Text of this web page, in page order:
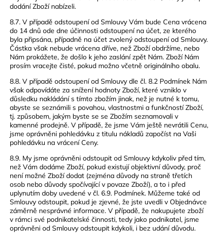
dodání Zboží nabízeli.
8.7. V případě odstoupení od Smlouvy Vám bude Cena vrácena
do 14 dnů ode dne účinnosti odstoupení na účet, ze kterého
byla připsána, případně na účet zvolený odstoupení od Smlouvy.
Částka však nebude vrácena dříve, než Zboží obdržíme, nebo
Nám prokážete, že došlo k jeho zaslání zpět Nám. Zboží Nám
prosím vracejte čisté, pokud možno včetně originálního obalu.
8.8. V případě odstoupení od Smlouvy dle čl. 8.2 Podmínek Nám
však odpovídáte za snížení hodnoty Zboží, které vzniklo v
důsledku nakládání s tímto zbožím jinak, než je nutné k tomu,
abyste se seznámili s povahou, vlastnostmi a funkčností Zboží,
tj. způsobem, jakým byste se se Zbožím seznamovali v
kamenné prodejně. V případě, že jsme Vám ještě nevrátili Cenu,
jsme oprávněni pohledávku z titulu nákladů započíst na Vaši
pohledávku na vrácení Ceny.
8.9. My jsme oprávněni odstoupit od Smlouvy kdykoliv před tím,
než Vám dodáme Zboží, pokud existují objektivní důvody, proč
není možné Zboží dodat (zejména důvody na straně třetích
osob nebo důvody spočívající v povaze Zboží), a to i před
uplynutím doby uvedené v čl. 6.9. Podmínek. Můžeme také od
Smlouvy odstoupit, pokud je zjevné, že jste uvedli v Objednávce
záměrně nesprávné informace. V případě, že nakupujete zboží
v rámci své podnikatelské činnosti, tedy jako podnikatel, jsme
oprávněni od Smlouvy odstoupit kdykoli, i bez udání důvodu.